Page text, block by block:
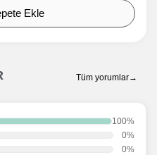
Ekle
Tüm yorumlar
100%
0%
0%